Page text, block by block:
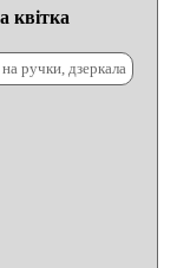
квітка
ручки, дзеркала